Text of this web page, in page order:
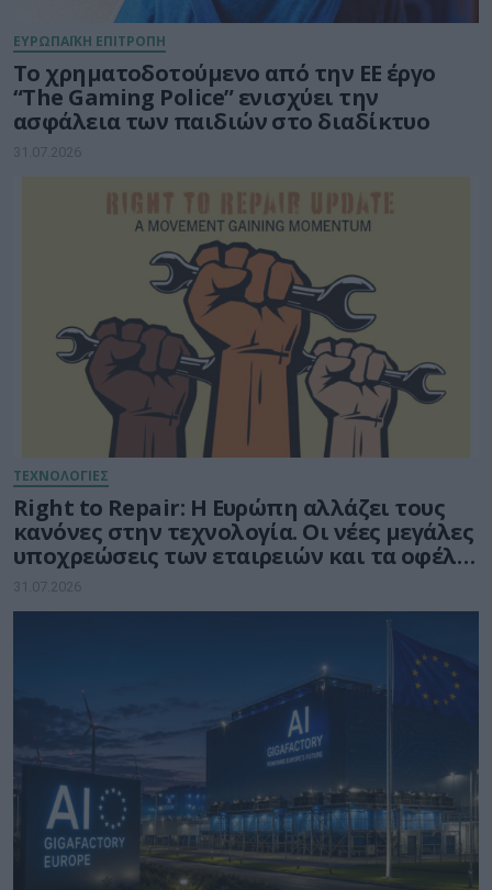
ΕΥΡΩΠΑΪΚΗ ΕΠΙΤΡΟΠΗ
Το χρηματοδοτούμενο από την ΕΕ έργο
“The Gaming Police” ενισχύει την
ασφάλεια των παιδιών στο διαδίκτυο
31.07.2026
ΤΕΧΝΟΛΟΓΙΕΣ
Right to Repair: Η Ευρώπη αλλάζει τους
κανόνες στην τεχνολογία. Οι νέες μεγάλες
υποχρεώσεις των εταιρειών και τα οφέλη
για τους καταναλωτές
31.07.2026